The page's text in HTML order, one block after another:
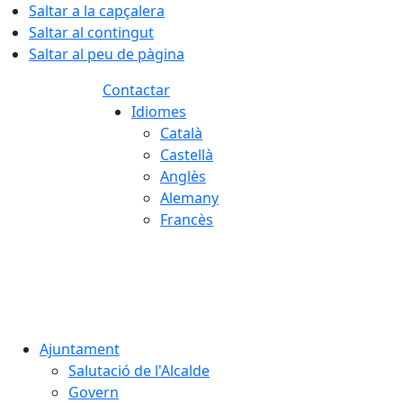
Saltar a la capçalera
Saltar al contingut
Saltar al peu de pàgina
Contactar
Idiomes
Català
Castellà
Anglès
Alemany
Francès
Ajuntament
Salutació de l'Alcalde
Govern